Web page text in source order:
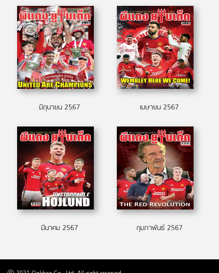
มิถุนายน 2567 เมษายน 2567
มีนาคม 2567 กุมภาพันธ์ 2567